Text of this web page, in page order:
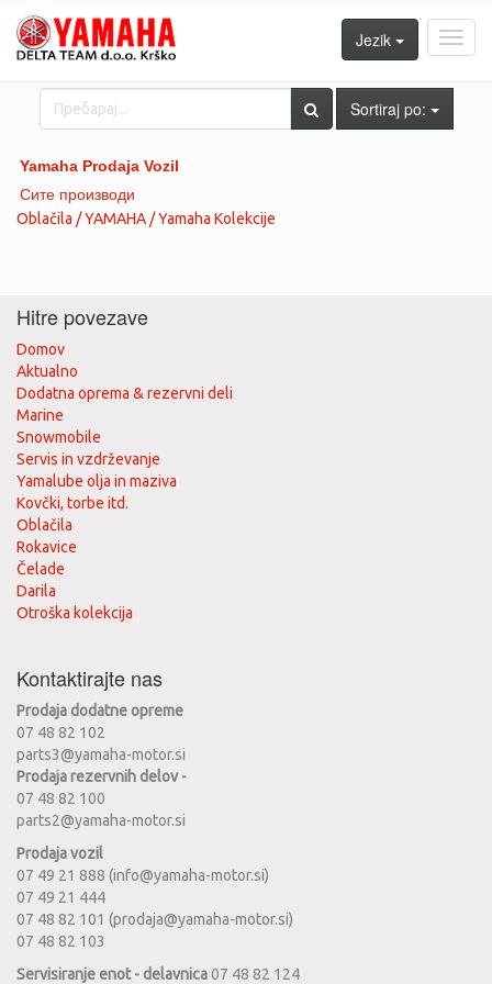
Jezik
Sortiraj po:
Yamaha Prodaja Vozil
Сите производи
Oblačila / YAMAHA / Yamaha Kolekcije
Hitre povezave
Domov
Aktualno
Dodatna oprema & rezervni deli
Marine
Snowmobile
Servis in vzdrževanje
Yamalube olja in maziva
Kovčki, torbe itd.
Oblačila
Rokavice
Čelade
Darila
Otroška kolekcija
Kontaktirajte nas
Prodaja dodatne opreme
07 48 82 102
parts3@yamaha-motor.si
Prodaja rezervnih delov -
07 48 82 100
parts2@yamaha-motor.si
Prodaja vozil
07 49 21 888 (info@yamaha-motor.si)
07 49 21 444
07 48 82 101 (prodaja@yamaha-motor.si)
07 48 82 103
Servisiranje enot - delavnica07 48 82 124